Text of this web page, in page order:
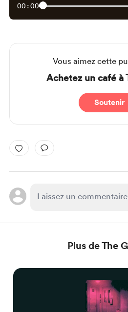
00:00
Vous aimez cette
Achetez un café à
Soutenir
Plus de The